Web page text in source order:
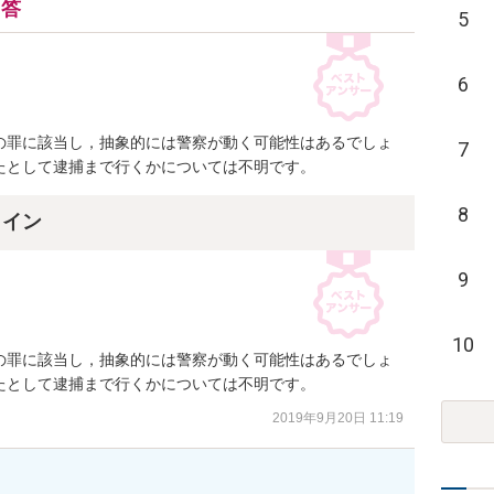
に該当し，抽象的には警察が動く可能性はあるでしょ
して逮捕まで行くかについては不明です。
ン
に該当し，抽象的には警察が動く可能性はあるでしょ
して逮捕まで行くかについては不明です。
2019年9月20日 11:19
5
6
7
8
9
10